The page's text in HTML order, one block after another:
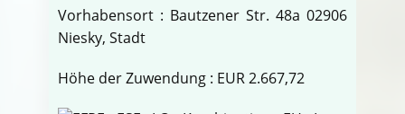
Vorhabensort : Bautzener Str. 48a 02906
Niesky, Stadt
Höhe der Zuwendung : EUR 2.667,72